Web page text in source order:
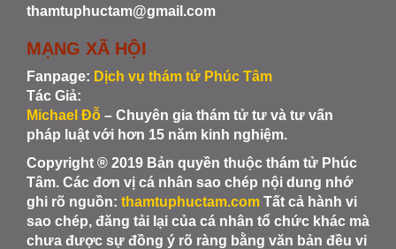
thamtuphuctam@gmail.com
MẠNG XÃ HỘI
Fanpage: Dịch vụ thám tử Phúc Tâm
Tác Giả:
Michael Đỗ – Chuyên gia thám tử tư và tư vấn
pháp luật với hơn 15 năm kinh nghiệm.
Copyright ® 2019 Bản quyền thuộc thám tử Phúc
Tâm. Các đơn vị cá nhân sao chép nội dung nhớ
ghi rõ nguồn: thamtuphuctam.com Tất cả hành vi
sao chép, đăng tải lại của cá nhân tổ chức khác mà
chưa được sự đồng ý rõ ràng bằng văn bản đều vi